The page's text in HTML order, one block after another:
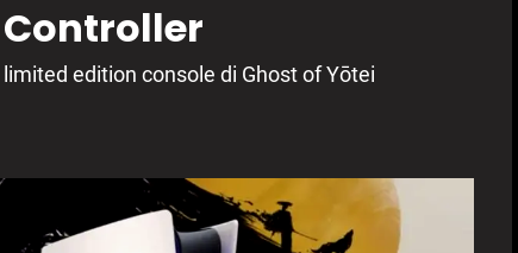
Controller
edition console di Ghost of Yōtei